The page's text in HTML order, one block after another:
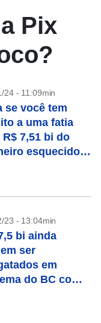
Pix
24 - 11:09min
se você tem
a uma fatia
7,51 bi do
esquecido
23 - 13:04min
bi ainda
ser
em
do BC com